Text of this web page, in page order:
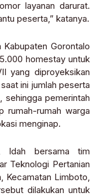
layanan darurat.
peserta,” katanya.
Gorontalo
homestay untuk
yang diproyeksikan
ini jumlah peserta
sehingga pemerintah
rumah-rumah warga
menginap.
Idah bersama tim
Teknologi Pertanian
Kecamatan Limboto,
dilakukan untuk